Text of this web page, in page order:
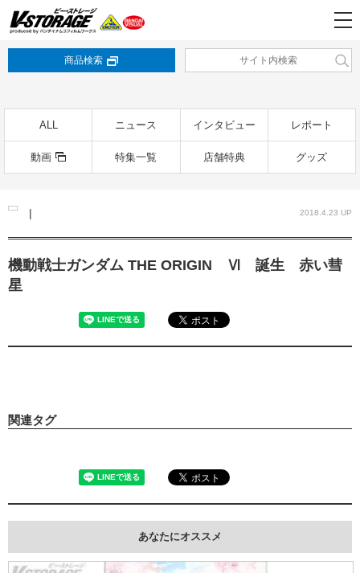
商品検索
ALL ニュース インタビュー レポート
動画 特集一覧 店舗特典 グッズ
| 2018.4.23 UP
機動戦士ガンダム THE ORIGIN Ⅵ 誕生 赤い彗
星
関連タグ
あなたにオススメ